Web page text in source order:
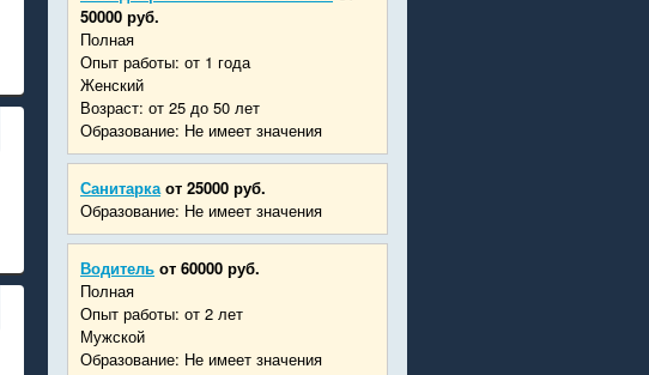
50000 руб.
Полная
Опыт работы: от 1 года
Женский
Возраст: от 25 до 50 лет
Образование: Не имеет значения
Санитарка от 25000 руб.
Образование: Не имеет значения
Водитель от 60000 руб.
Полная
Опыт работы: от 2 лет
Мужской
Образование: Не имеет значения